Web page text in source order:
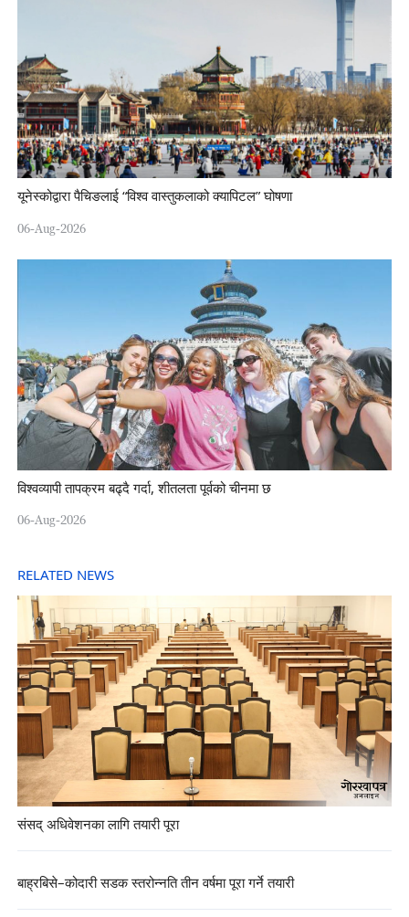
यूनेस्कोद्वारा पैचिङलाई “विश्व वास्तुकलाको क्यापिटल” घोषणा
06-Aug-2026
विश्वव्यापी तापक्रम बढ्दै गर्दा, शीतलता पूर्वको चीनमा छ
06-Aug-2026
RELATED NEWS
संसद् अधिवेशनका लागि तयारी पूरा
बाह्रबिसे–कोदारी सडक स्तरोन्नति तीन वर्षमा पूरा गर्ने तयारी